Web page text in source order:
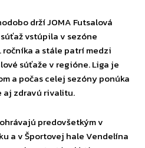
drží JOMA Futsalová
vstúpila v sezóne
ročníka a stále patrí medzi
súťaže v regióne. Liga je
a počas celej sezóny ponúka
aj zdravú rivalitu.
predovšetkým v
a v Športovej hale Vendelína